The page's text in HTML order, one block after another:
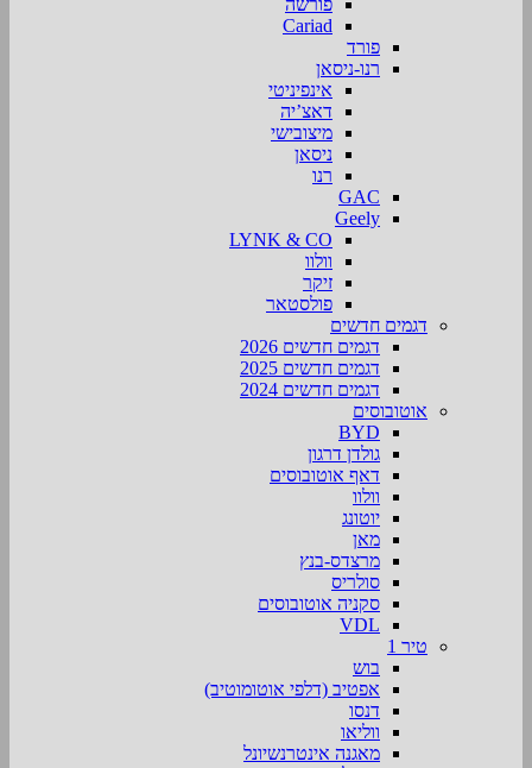
Cariad
פורד
רנו-ניסאן
אינפיניטי
דאצ’יה
מיצובישי
ניסאן
רנו
GAC
Geely
LYNK & CO
וולוו
זיקר
פולסטאר
דגמים חדשים
דגמים חדשים 2026
דגמים חדשים 2025
דגמים חדשים 2024
אוטובוסים
BYD
גולדן דרגון
דאף אוטובוסים
וולוו
יוטונג
מאן
מרצדס-בנץ
סולריס
סקניה אוטובוסים
VDL
טיר 1
בוש
אפטיב (דלפי אוטומוטיב)
דנסו
ווליאו
מאגנה אינטרנשיונל